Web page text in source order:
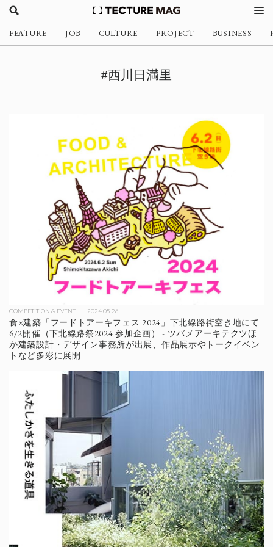
FEATURE JOB CULTURE PROJECT BUSINESS
#西川日満里
COMPETITION & EVENT 2024.05.26
食×建築「フードトアーキフェス 2024」下北線路街空き地にて
6/2開催（下北線路祭2024 参加企画） - ツバメアーキテクツほ
か建築設計・デザイン事務所が出展、作品展示やトークイベン
トなど多彩に展開